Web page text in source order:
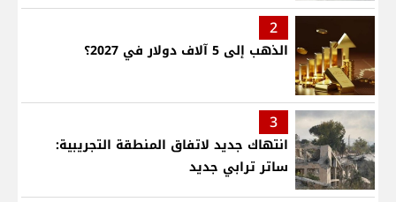
2
الذهب إلى 5 آلاف دولار في 2027؟
3
انتهاك جديد لاتفاق المنطقة التجريبية:
ساتر ترابي جديد